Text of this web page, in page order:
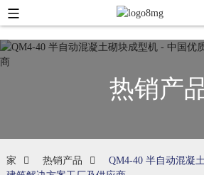
热销产
家 热销产品
QM4-40 半自动混凝